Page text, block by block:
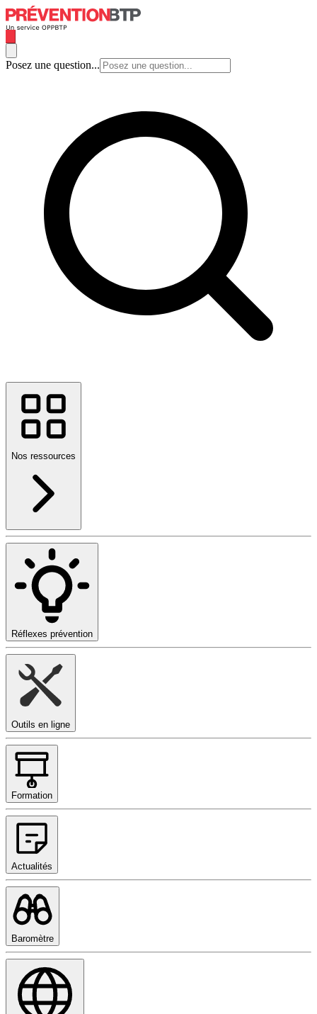
Posez une question...
Nos ressources
Réflexes prévention
Outils en ligne
Formation
Actualités
Baromètre